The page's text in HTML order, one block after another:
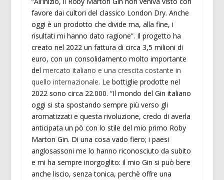
favore dai cultori del classico London Dry. Anche
oggi è un prodotto che divide ma, alla fine, i
risultati mi hanno dato ragione”. Il progetto ha
creato nel 2022 un fattura di circa 3,5 milioni di
euro, con un consolidamento molto importante
del mercato italiano e una crescita costante in
quello internazionale. Le bottiglie prodotte nel
2022 sono circa 22.000. “Il mondo del Gin italiano
oggi si sta spostando sempre più verso gli
aromatizzati e questa rivoluzione, credo di averla
anticipata un pò con lo stile del mio primo Roby
Marton Gin. Di una cosa vado fiero; i paesi
anglosassoni me lo hanno riconosciuto da subito
e mi ha sempre inorgoglito: il mio Gin si può bere
anche liscio, senza tonica, perchè offre una